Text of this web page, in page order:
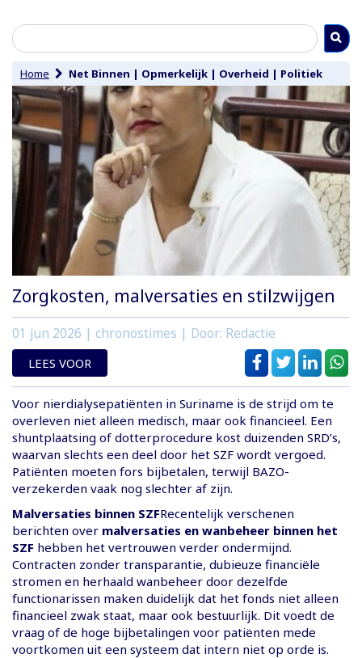
Home Net Binnen | Opmerkelijk | Overheid | Politiek
Zorgkosten, malversaties en stilzwijgen
01 jun 2026 | chronostimes | Door: Redactie
LEES VOOR
Voor nierdialysepatiënten in Suriname is de strijd om te
overleven niet alleen medisch, maar ook financieel. Een
shuntplaatsing of dotterprocedure kost duizenden SRD’s,
waarvan slechts een deel door het SZF wordt vergoed.
Patiënten moeten fors bijbetalen, terwijl BAZO-
verzekerden vaak nog slechter af zijn.
Malversaties binnen SZFRecentelijk verschenen
berichten over malversaties en wanbeheer binnen het
SZF hebben het vertrouwen verder ondermijnd.
Contracten zonder transparantie, dubieuze financiële
stromen en herhaald wanbeheer door dezelfde
functionarissen maken duidelijk dat het fonds niet alleen
financieel zwak staat, maar ook bestuurlijk. Dit voedt de
vraag of de hoge bijbetalingen voor patiënten mede
voortkomen uit een systeem dat intern niet op orde is.